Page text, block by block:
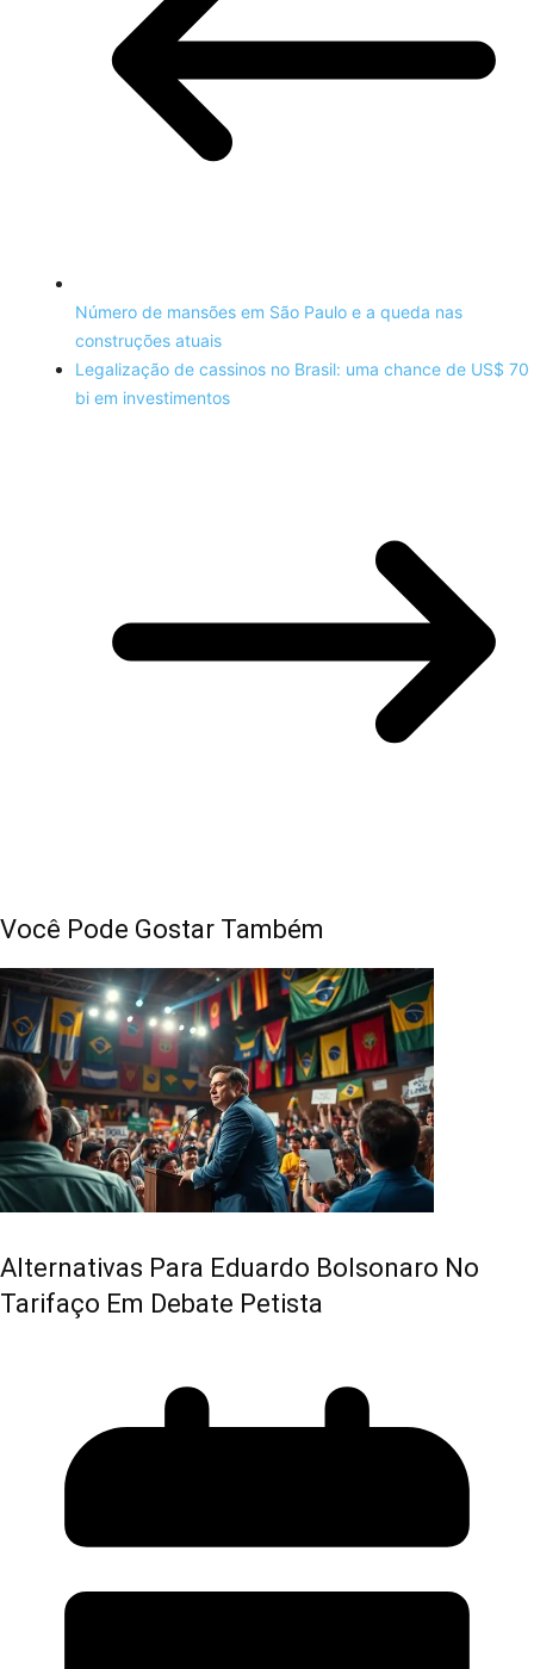
Número de mansões em São Paulo e a queda nas
construções atuais
Legalização de cassinos no Brasil: uma chance de US$ 70
bi em investimentos
Você Pode Gostar Também
Alternativas Para Eduardo Bolsonaro No
Tarifaço Em Debate Petista